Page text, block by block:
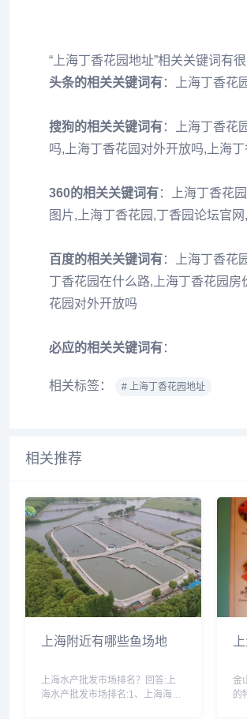
“上海丁香花园地址”相关关键词有
头条的相关关键词有：上海丁香花
搜狗的相关关键词有：上海丁香花
吗,上海丁香花园对外开放吗,上海
360的相关关键词有：上海丁香花
图片,上海丁香花园,丁香园论坛官
百度的相关关键词有：上海丁香花
丁香花园在什么路,上海丁香花园
花园对外开放吗
必应的相关关键词有：
相关标签： # 上海丁香花园地址
相关推荐
上海附近有哪些鱼场地
上海水产批发市场排名？回答:上
海水产批发市场排名:1、上海海山
金
的